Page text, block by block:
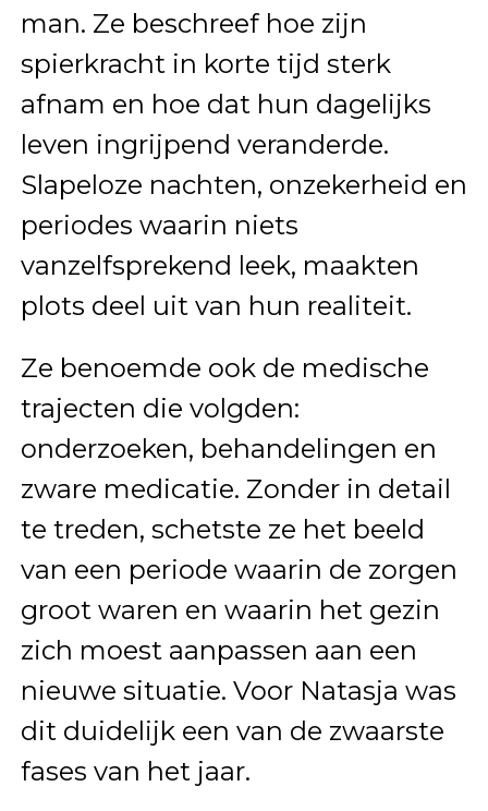
man. Ze beschreef hoe zijn
spierkracht in korte tijd sterk
afnam en hoe dat hun dagelijks
leven ingrijpend veranderde.
Slapeloze nachten, onzekerheid en
periodes waarin niets
vanzelfsprekend leek, maakten
plots deel uit van hun realiteit.
Ze benoemde ook de medische
trajecten die volgden:
onderzoeken, behandelingen en
zware medicatie. Zonder in detail
te treden, schetste ze het beeld
van een periode waarin de zorgen
groot waren en waarin het gezin
zich moest aanpassen aan een
nieuwe situatie. Voor Natasja was
dit duidelijk een van de zwaarste
fases van het jaar.